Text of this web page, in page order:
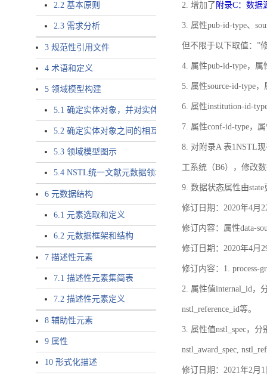
2.2 基本原则
2.3 需求分析
3 规范性引用文件
4 术语和定义
5 领域模型构建
5.1 确定实体对象，并对实体对象命名
5.2 确定实体对象之间的相互关系，定义实体对象之间的
5.3 领域模型图示
5.4 NSTL统一文献元数据领域模型的验证
6 元数据结构
6.1 元素选取和定义
6.2 元数据框架和结构
7 描述性元素
7.1 描述性元素集简表
7.2 描述性元素定义
8 辅助性元素
9 属性
10 形式化描述
2. 增加了 附录C：数据
3. 属性pub-id-type、
但不限于以下取值：”
4. 属性pub-id-type，属
5. 属性source-id-type
6. 属性institution-id-
7. 属性conf-id-type，
8. 对附录A 表1NSTL
工系统（B6），修改
9. 数据状态属性由state
修订日期：2020年4月
修订内容：属性data-
修订日期：2020年4月
修订内容：1. process-
2. 属性值internal_id，
nstl_reference_id等。
3. 属性值nstl_spec，分
nstl_award_spec,
修订日期：2021年2月1